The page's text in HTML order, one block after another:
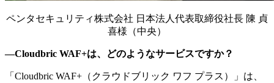
ペンタセキュリティ株式会社 日本法人代表取締役社長 陳 貞
喜様（中央）
―Cloudbric WAF+は、どのようなサービスですか？
「Cloudbric WAF+（クラウドブリック ワフ プラス）」は、